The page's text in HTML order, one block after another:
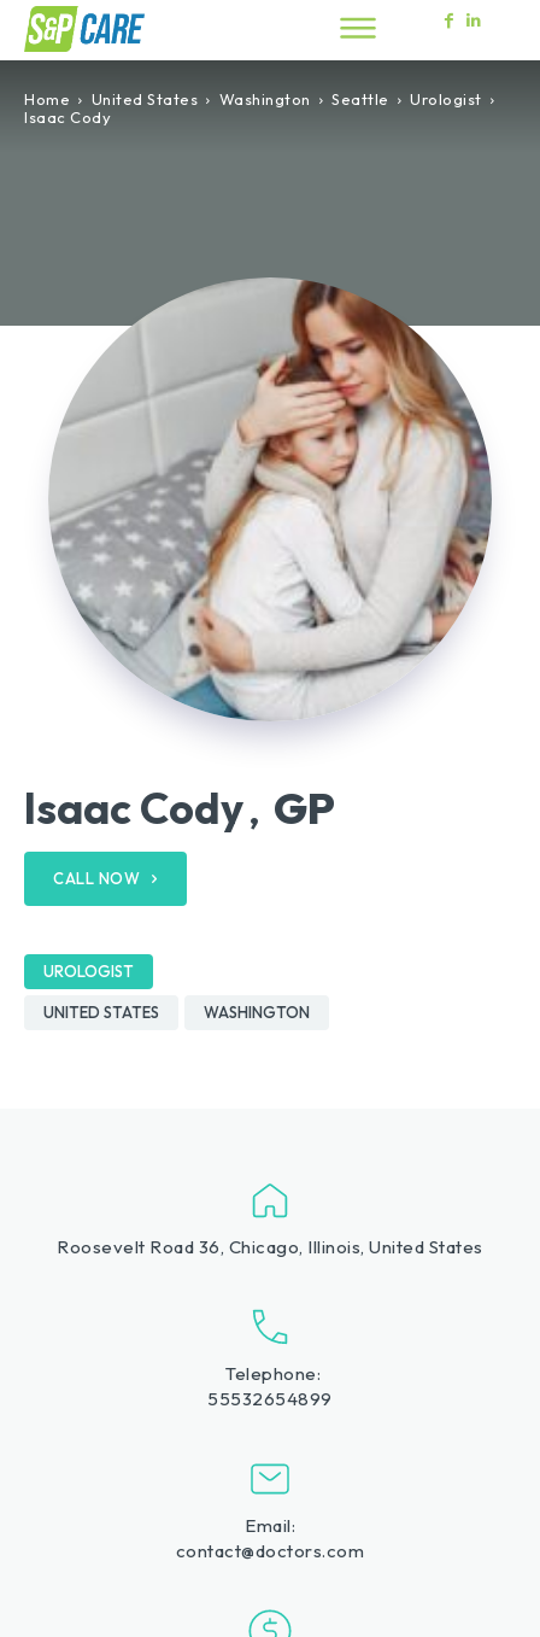
Home United States Washington Seattle
Urologist
Isaac Cody
Isaac Cody, GP
CALL NOW
UROLOGIST
UNITED STATES WASHINGTON
Roosevelt Road 36, Chicago, Illinois, United States
Telephone:
55532654899
Email:
contact@doctors.com